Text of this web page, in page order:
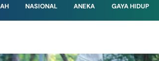
NASIONAL ANEKA GAYA HIDUP